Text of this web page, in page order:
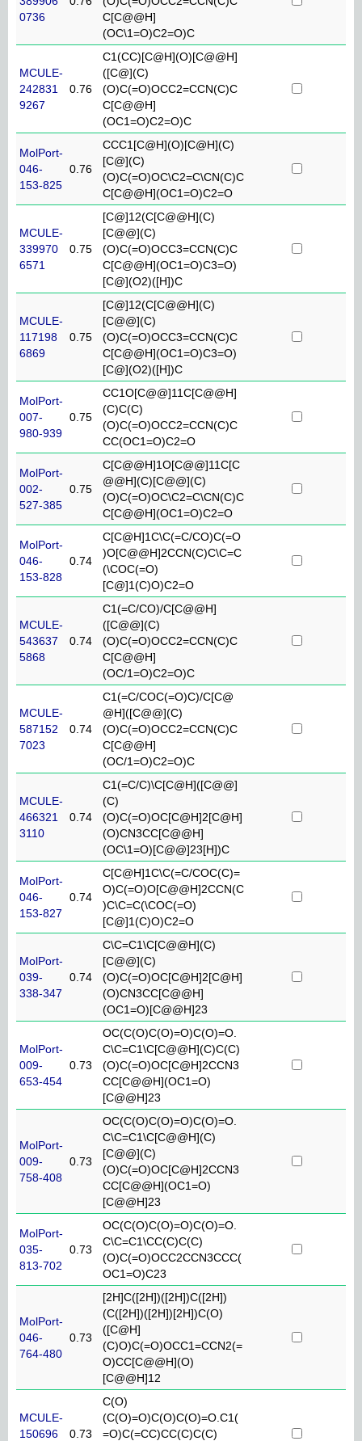
0736
C[C@@H]
(OC\1=O)C2=O)C
MCULE-
242831
9267
0.76
C1(CC)[C@H](O)[C@@H]
([C@](C)
(O)C(=O)OCC2=CCN(C)C
C[C@@H]
(OC1=O)C2=O)C
MolPort-
046-
153-825
0.76
CCC1[C@H](O)[C@H](C)
[C@](C)
(O)C(=O)OC\C2=C\CN(C)C
C[C@@H](OC1=O)C2=O
MCULE-
339970
6571
0.75
[C@]12(C[C@@H](C)
[C@@](C)
(O)C(=O)OCC3=CCN(C)C
C[C@@H](OC1=O)C3=O)
[C@](O2)([H])C
MCULE-
117198
6869
0.75
[C@]12(C[C@@H](C)
[C@@](C)
(O)C(=O)OCC3=CCN(C)C
C[C@@H](OC1=O)C3=O)
[C@](O2)([H])C
MolPort-
007-
980-939
0.75
CC1O[C@@]11C[C@@H]
(C)C(C)
(O)C(=O)OCC2=CCN(C)C
CC(OC1=O)C2=O
MolPort-
002-
527-385
0.75
C[C@@H]1O[C@@]11C[C
@@H](C)[C@@](C)
(O)C(=O)OC\C2=C\CN(C)C
C[C@@H](OC1=O)C2=O
MolPort-
046-
153-828
0.74
C[C@H]1C\C(=C/CO)C(=O
)O[C@@H]2CCN(C)C\C=C
(\COC(=O)
[C@]1(C)O)C2=O
MCULE-
543637
5868
0.74
C1(=C/CO)/C[C@@H]
([C@@](C)
(O)C(=O)OCC2=CCN(C)C
C[C@@H]
(OC/1=O)C2=O)C
MCULE-
587152
7023
0.74
C1(=C/COC(=O)C)/C[C@
@H]([C@@](C)
(O)C(=O)OCC2=CCN(C)C
C[C@@H]
(OC/1=O)C2=O)C
MCULE-
466321
3110
0.74
C1(=C/C)\C[C@H]([C@@]
(C)
(O)C(=O)OC[C@H]2[C@H]
(O)CN3CC[C@@H]
(OC\1=O)[C@@]23[H])C
MolPort-
046-
153-827
0.74
C[C@H]1C\C(=C/COC(C)=
O)C(=O)O[C@@H]2CCN(C
)C\C=C(\COC(=O)
[C@]1(C)O)C2=O
MolPort-
039-
338-347
0.74
C\C=C1\C[C@@H](C)
[C@@](C)
(O)C(=O)OC[C@H]2[C@H]
(O)CN3CC[C@@H]
(OC1=O)[C@@H]23
MolPort-
009-
653-454
0.73
OC(C(O)C(O)=O)C(O)=O.
C\C=C1\C[C@@H](C)C(C)
(O)C(=O)OC[C@H]2CCN3
CC[C@@H](OC1=O)
[C@@H]23
MolPort-
009-
758-408
0.73
OC(C(O)C(O)=O)C(O)=O.
C\C=C1\C[C@@H](C)
[C@@](C)
(O)C(=O)OC[C@H]2CCN3
CC[C@@H](OC1=O)
[C@@H]23
MolPort-
035-
813-702
0.73
OC(C(O)C(O)=O)C(O)=O.
C\C=C1\CC(C)C(C)
(O)C(=O)OCC2CCN3CCC(
OC1=O)C23
MolPort-
046-
764-480
0.73
[2H]C([2H])([2H])C([2H])
(C([2H])([2H])[2H])C(O)
([C@H]
(C)O)C(=O)OCC1=CCN2(=
O)CC[C@@H](O)
[C@@H]12
MCULE-
150696
0.73
C(O)
(C(O)=O)C(O)C(O)=O.C1(
=O)C(=CC)CC(C)C(C)